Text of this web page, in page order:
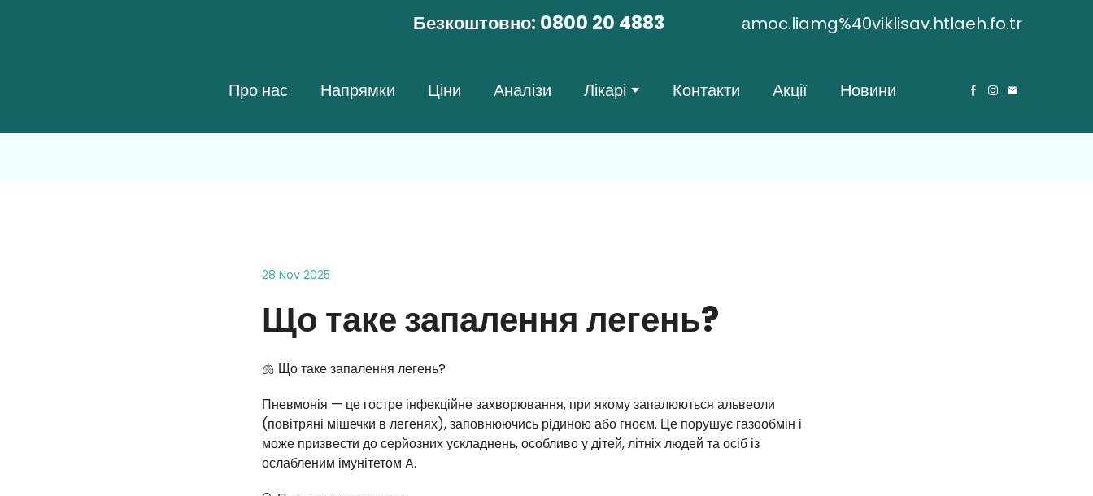
Безкоштовно: 0800 20 4883 аmoc.liamg%40viklisav.htlaeh.fo.tr
Про нас Напрямки Ціни Аналізи Лікарі Контакти Акції Новини
28 Nov 2025
Що таке запалення легень?
🫁 Що таке запалення легень?
Пневмонія — це гостре інфекційне захворювання, при якому запалюються альвеоли
(повітряні мішечки в легенях), заповнюючись рідиною або гноєм. Це порушує газообмін і
може призвести до серйозних ускладнень, особливо у дітей, літніх людей та осіб із
ослабленим імунітетом A.